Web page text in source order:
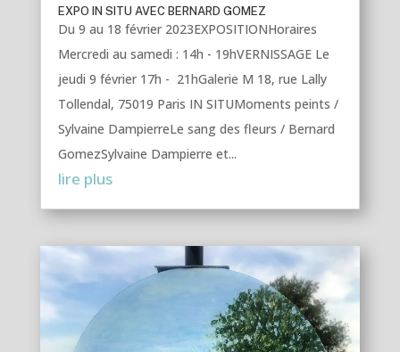
EXPO IN SITU AVEC BERNARD GOMEZ
Du 9 au 18 février 2023EXPOSITIONHoraires
Mercredi au samedi : 14h - 19hVERNISSAGE Le
jeudi 9 février 17h - 21hGalerie M 18, rue Lally
Tollendal, 75019 Paris IN SITUMoments peints /
Sylvaine DampierreLe sang des fleurs / Bernard
GomezSylvaine Dampierre et...
lire plus